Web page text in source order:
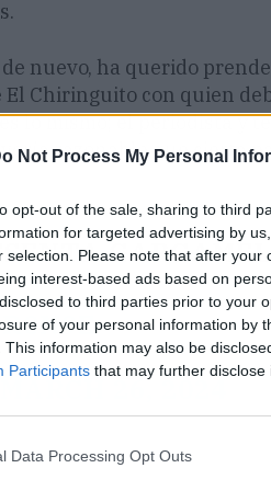
Not Process My Personal
opt-out of the sale, sharing to third
for targeted advertising by
selection. Please note that after
interest-based ads based on
to third parties prior to your
of your personal information by
This information may also be
Participants that may further disclose
Data Processing Opt Outs
nuevo, ha querido
Chiringuito con quien
lo mismo; el periodista y
razonable que cierta
MARCH 26, 2024